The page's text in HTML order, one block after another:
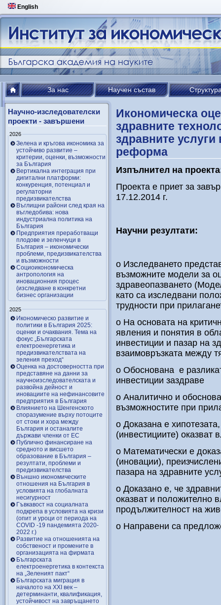
English
За нас Научен състав
Научно-изследователски
проекти - завършени
2026
Зелена и кръгова икономика за
устойчиво развитие –
критерии, оценки, възможности
за България
Вертикална интеграция при
дигитални платформи:
конкуренция, потенциал и
регулаторни
предизвикателства
Въглищни райони след края на
въгледобива: нова
индустриална политика на
България
Предприятия преработващи
плодове и зеленчуци в
България – икономически
проблеми, предизвикателства
и възможности
Социоикономическа
антропология на
иновационния процес
(изследване в конкретни
бизнес организации
2025
Икономическо развитие и
политики в България 2025:
оценки и очаквания. Тема на
фокус „Българската
електроенергетика и
предизвикателствата на
зеления преход“
Оценка на достоверността при
представяне на данни за
научноизследователската и
развойна дейност и
иновациите на нефинансовите
предприятия в България
Влиянието на Шенгенското
споразумение върху потоците
от стоки и хора между
България и останалите
държави членки от ЕС
Публично финансиране на
средното и висшето
образование в България –
резултати, проблеми и
предизвикателства
Външно икономическите
отношения на България в
условията на глобалната
несигурност
Гъвкавост на социалната
подкрепа в условията на кризи
(опит и уроци от периода на
COVID -19 пандемията 2020-
2022 г.)
Развитие на отношенията на
собственост и промените в
организацията на фирмата
Българската
електроенергетика в контекста
на „Зеленият пакт“
Българската миграция в
началото на ХХІ век –
детерминанти, квалификация,
устойчивост на завръщането
Икономическа
здравните
здравните
реформа
Изпълнител на проекта
Проекта е приет за
17.12.2014 г.
Научни резултати:
o Изследването
възможните модели за
здравеопазването
като са изследвани
трудности при
o На основата на
явления и понятия в
инвестиции и пазар на
взаимовръзката между
o Обоснована е
инвестиции заздраве
o Аналитично и
възможностите при
o Доказана е
(инвестициите) оказват
o Математически е
(иновации),
пазара на здравните
o Доказано е, че
оказват и положително
продължителност на
o Направени са